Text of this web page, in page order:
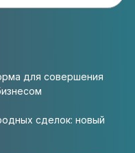
для совершения
сделок: новый